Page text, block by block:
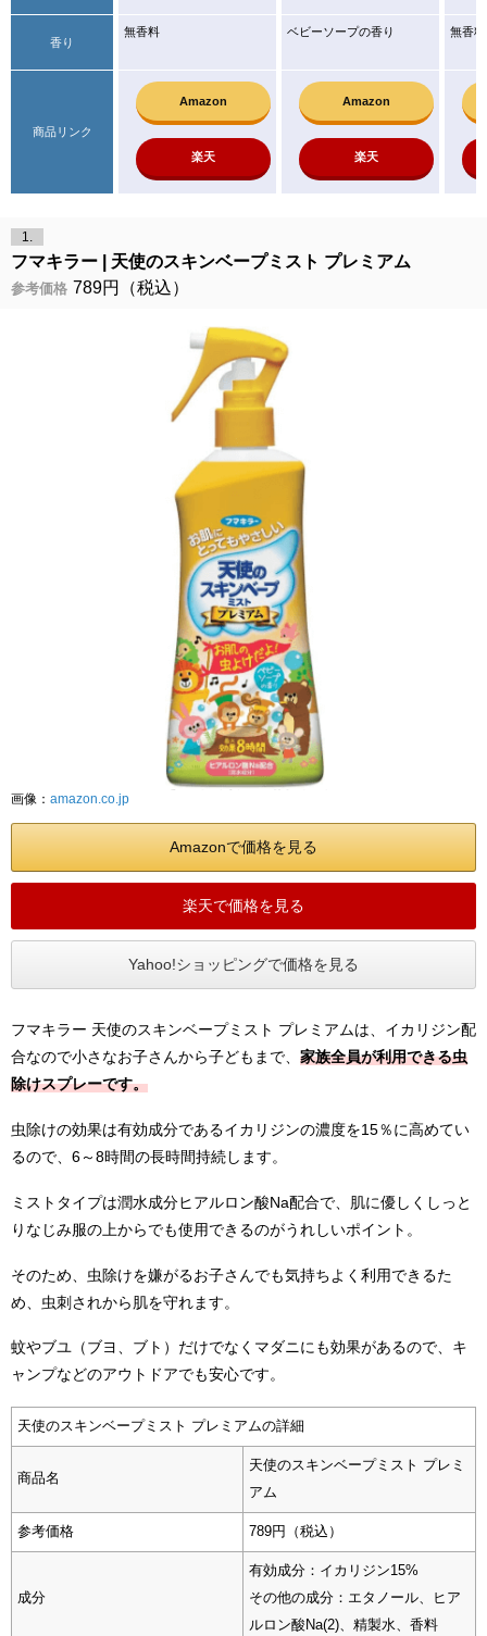
香り
無香料 ベビーソープの香り 無香料
商品リンク
Amazon
楽天
Amazon
楽天
画像： amazon.co.jp
1.
フマキラー 天使のスキンベープミスト プレミアム
参考価格 789円（税込）
Amazonで価格を見る
楽天で価格を見る
Yahoo!ショッピングで価格を見る
フマキラー 天使のスキンベープミスト プレミアムは、イカリジン配
合なので小さなお子さんから子どもまで、 家族全員が利用できる虫
除けスプレーです。
虫除けの効果は有効成分であるイカリジンの濃度を15％に高めてい
るので、6～8時間の長時間持続します。
ミストタイプは潤水成分ヒアルロン酸Na配合で、肌に優しくしっと
りなじみ服の上からでも使用できるのがうれしいポイント。
そのため、虫除けを嫌がるお子さんでも気持ちよく利用できるた
め、虫刺されから肌を守れます。
蚊やブユ（ブヨ、ブト）だけでなくマダニにも効果があるので、キ
ャンプなどのアウトドアでも安心です。
天使のスキンベープミスト プレミアムの詳細
商品名
天使のスキンベープミスト プレミ
アム
参考価格 789円（税込）
成分
有効成分：イカリジン15%
その他の成分：エタノール、ヒア
ルロン酸Na(2)、精製水、香料